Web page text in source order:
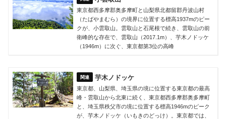
東京都西多摩郡奥多摩町と山梨県北都留郡丹波山村
（たばやまむら）の境界に位置する標高1937mのピー
クが、小雲取山。雲取山と石尾根で続き、雲取山の前
衛峰的な存在で、雲取山（2017.1m）、芋木ノドッケ
（1946m）に次ぐ、東京都第3位の高峰
芋木ノドッケ
東京都、山梨県、埼玉県の境に位置する東京都の最高
峰・雲取山から北東に続く、東京都西多摩郡奥多摩町
と、埼玉県秩父市の境に位置する標高1946mのピーク
が、芋木ノドッケ（いもきのどっけ）。東京都では、